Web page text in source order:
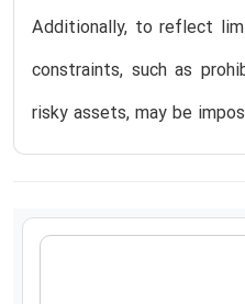
Additionally, to reflect
constraints, such as
risky assets, may be